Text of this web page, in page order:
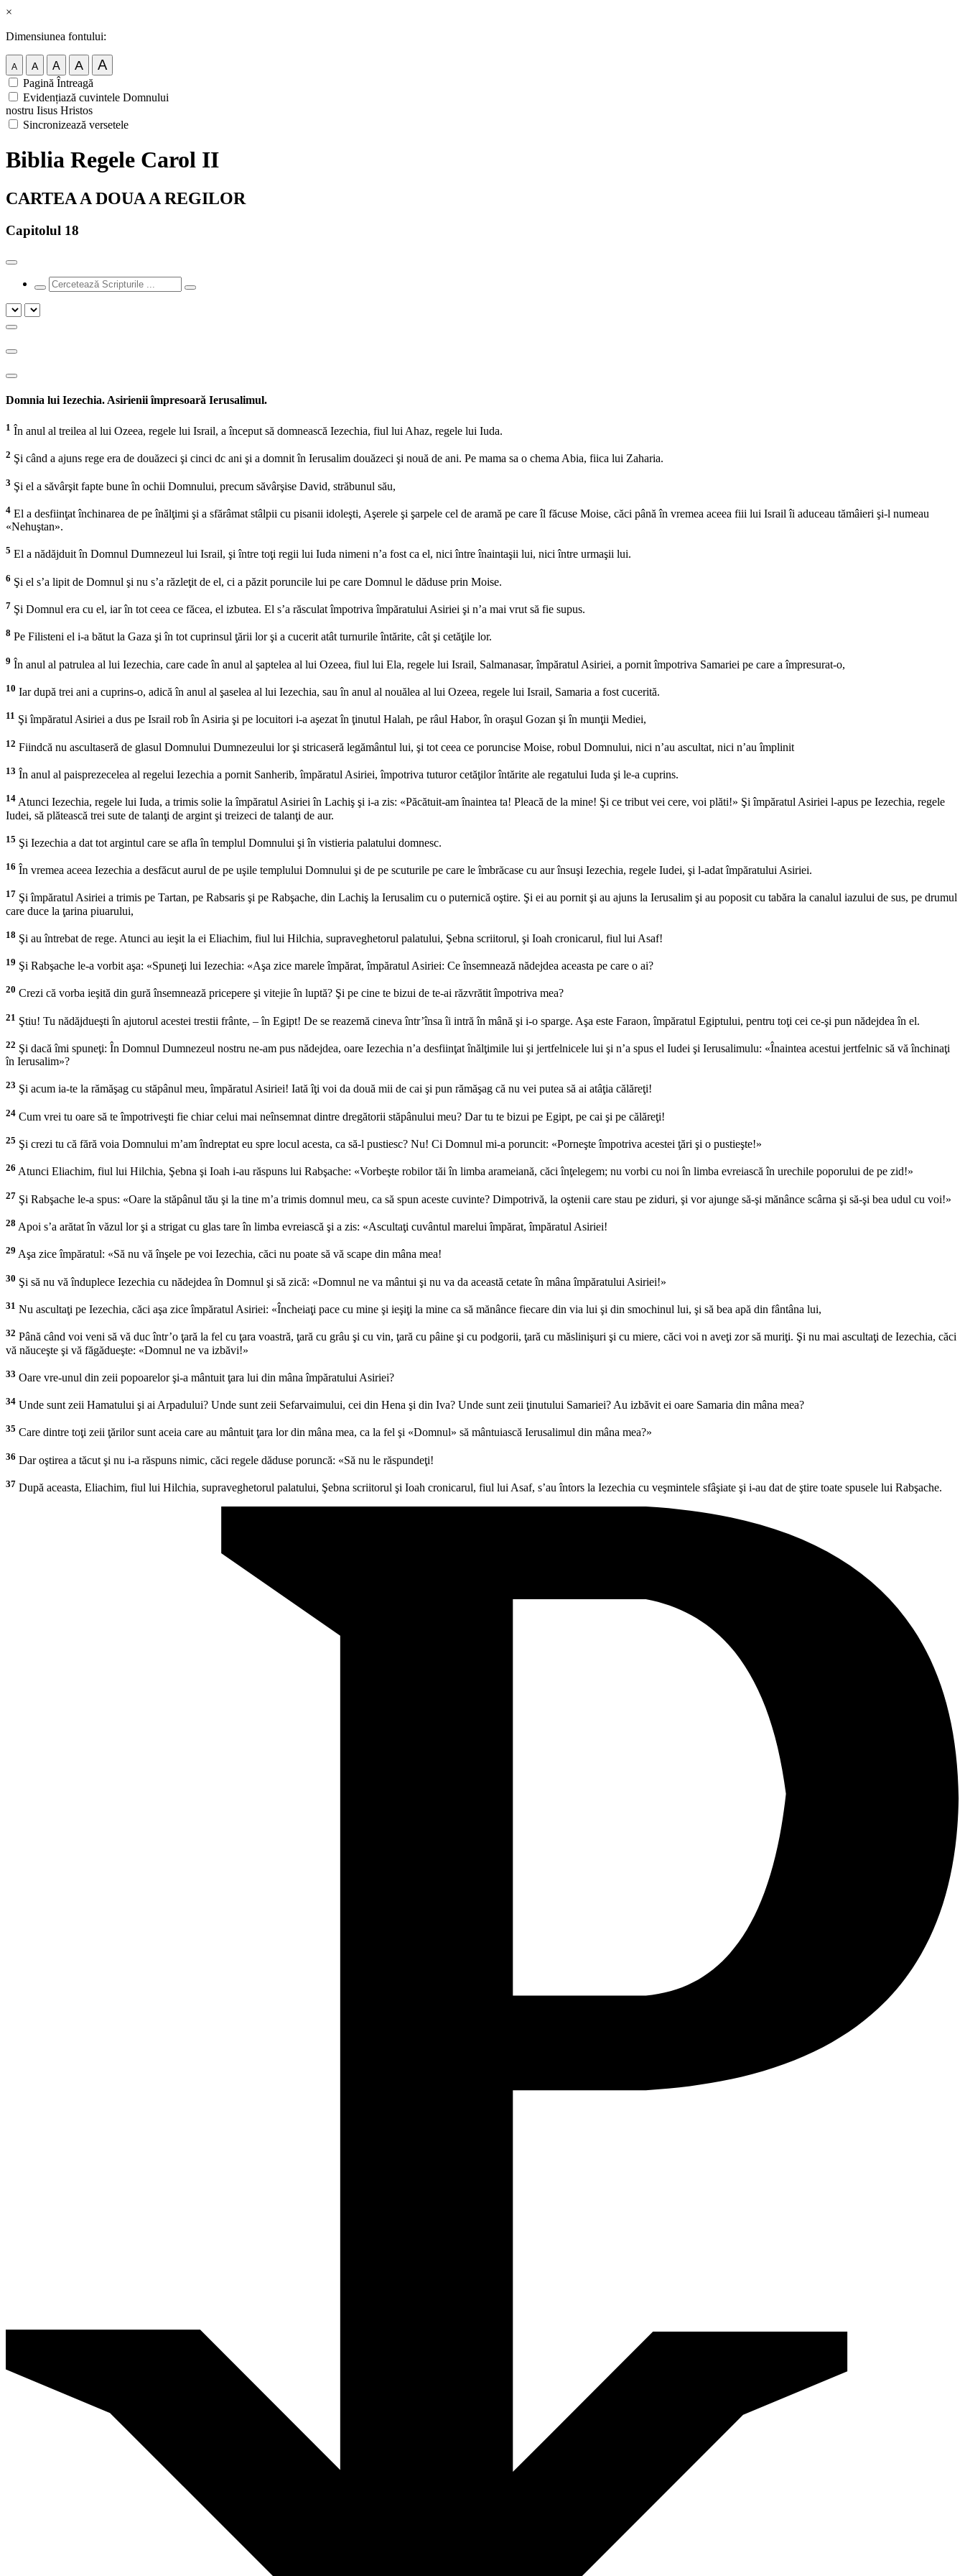
×
Dimensiunea fontului:
A A A A A
Pagină Întreagă
Evidențiază cuvintele Domnului
nostru Iisus Hristos
Sincronizează versetele
Biblia Regele Carol II
CARTEA A DOUA A REGILOR
Capitolul 18
Domnia lui Iezechia. Asirienii împresoară Ierusalimul.
1 În anul al treilea al lui Ozeea, regele lui Israil, a început să domnească Iezechia, fiul lui Ahaz, regele lui Iuda.
2 Şi când a ajuns rege era de douăzeci şi cinci dc ani şi a domnit în Ierusalim douăzeci şi nouă de ani. Pe mama sa o chema Abia, fiica lui Zaharia.
3 Şi el a săvârşit fapte bune în ochii Domnului, precum săvârşise David, străbunul său,
4 El a desfiinţat închinarea de pe înălţimi şi a sfărâmat stâlpii cu pisanii idoleşti, Aşerele şi şarpele cel de aramă pe care îl făcuse Moise, căci până în vremea aceea fiii lui Israil îi aduceau tămâieri şi-l numeau
«Nehuştan».
5 El a nădăjduit în Domnul Dumnezeul lui Israil, şi între toţi regii lui Iuda nimeni n’a fost ca el, nici între înaintaşii lui, nici între urmaşii lui.
6 Şi el s’a lipit de Domnul şi nu s’a răzleţit de el, ci a păzit poruncile lui pe care Domnul le dăduse prin Moise.
7 Şi Domnul era cu el, iar în tot ceea ce făcea, el izbutea. El s’a răsculat împotriva împăratului Asiriei şi n’a mai vrut să fie supus.
8 Pe Filisteni el i-a bătut la Gaza şi în tot cuprinsul ţării lor şi a cucerit atât turnurile întărite, cât şi cetăţile lor.
9 În anul al patrulea al lui Iezechia, care cade în anul al şaptelea al lui Ozeea, fiul lui Ela, regele lui Israil, Salmanasar, împăratul Asiriei, a pornit împotriva Samariei pe care a împresurat-o,
10 Iar după trei ani a cuprins-o, adică în anul al şaselea al lui Iezechia, sau în anul al nouălea al lui Ozeea, regele lui Israil, Samaria a fost cucerită.
11 Şi împăratul Asiriei a dus pe Israil rob în Asiria şi pe locuitori i-a aşezat în ţinutul Halah, pe râul Habor, în oraşul Gozan şi în munţii Mediei,
12 Fiindcă nu ascultaseră de glasul Domnului Dumnezeului lor şi stricaseră legământul lui, şi tot ceea ce poruncise Moise, robul Domnului, nici n’au ascultat, nici n’au împlinit
13 În anul al paisprezecelea al regelui Iezechia a pornit Sanherib, împăratul Asiriei, împotriva tuturor cetăţilor întărite ale regatului Iuda şi le-a cuprins.
14 Atunci Iezechia, regele lui Iuda, a trimis solie la împăratul Asiriei în Lachiş şi i-a zis: «Păcătuit-am înaintea ta! Pleacă de la mine! Şi ce tribut vei cere, voi plăti!» Şi împăratul Asiriei l-apus pe Iezechia, regele
Iudei, să plătească trei sute de talanţi de argint şi treizeci de talanţi de aur.
15 Şi Iezechia a dat tot argintul care se afla în templul Domnului şi în vistieria palatului domnesc.
16 În vremea aceea Iezechia a desfăcut aurul de pe uşile templului Domnului şi de pe scuturile pe care le îmbrăcase cu aur însuşi Iezechia, regele Iudei, şi l-adat împăratului Asiriei.
17 Şi împăratul Asiriei a trimis pe Tartan, pe Rabsaris şi pe Rabşache, din Lachiş la Ierusalim cu o puternică oştire. Şi ei au pornit şi au ajuns la Ierusalim şi au poposit cu tabăra la canalul iazului de sus, pe drumul
care duce la ţarina piuarului,
18 Şi au întrebat de rege. Atunci au ieşit la ei Eliachim, fiul lui Hilchia, supraveghetorul palatului, Şebna scriitorul, şi Ioah cronicarul, fiul lui Asaf!
19 Şi Rabşache le-a vorbit aşa: «Spuneţi lui Iezechia: «Aşa zice marele împărat, împăratul Asiriei: Ce însemnează nădejdea aceasta pe care o ai?
20 Crezi că vorba ieşită din gură însemnează pricepere şi vitejie în luptă? Şi pe cine te bizui de te-ai răzvrătit împotriva mea?
21 Ştiu! Tu nădăjdueşti în ajutorul acestei trestii frânte, – în Egipt! De se reazemă cineva într’însa îi intră în mână şi i-o sparge. Aşa este Faraon, împăratul Egiptului, pentru toţi cei ce-şi pun nădejdea în el.
22 Şi dacă îmi spuneţi: În Domnul Dumnezeul nostru ne-am pus nădejdea, oare Iezechia n’a desfiinţat înălţimile lui şi jertfelnicele lui şi n’a spus el Iudei şi Ierusalimulu: «Înaintea acestui jertfelnic să vă închinaţi
în Ierusalim»?
23 Şi acum ia-te la rămăşag cu stăpânul meu, împăratul Asiriei! Iată îţi voi da două mii de cai şi pun rămăşag că nu vei putea să ai atâţia călăreţi!
24 Cum vrei tu oare să te împotriveşti fie chiar celui mai neînsemnat dintre dregătorii stăpânului meu? Dar tu te bizui pe Egipt, pe cai şi pe călăreţi!
25 Şi crezi tu că fără voia Domnului m’am îndreptat eu spre locul acesta, ca să-l pustiesc? Nu! Ci Domnul mi-a poruncit: «Porneşte împotriva acestei ţări şi o pustieşte!»
26 Atunci Eliachim, fiul lui Hilchia, Şebna şi Ioah i-au răspuns lui Rabşache: «Vorbeşte robilor tăi în limba arameiană, căci înţelegem; nu vorbi cu noi în limba evreiască în urechile poporului de pe zid!»
27 Şi Rabşache le-a spus: «Oare la stăpânul tău şi la tine m’a trimis domnul meu, ca să spun aceste cuvinte? Dimpotrivă, la oştenii care stau pe ziduri, şi vor ajunge să-şi mănânce scârna şi să-şi bea udul cu voi!»
28 Apoi s’a arătat în văzul lor şi a strigat cu glas tare în limba evreiască şi a zis: «Ascultaţi cuvântul marelui împărat, împăratul Asiriei!
29 Aşa zice împăratul: «Să nu vă înşele pe voi Iezechia, căci nu poate să vă scape din mâna mea!
30 Şi să nu vă înduplece Iezechia cu nădejdea în Domnul şi să zică: «Domnul ne va mântui şi nu va da această cetate în mâna împăratului Asiriei!»
31 Nu ascultaţi pe Iezechia, căci aşa zice împăratul Asiriei: «Încheiaţi pace cu mine şi ieşiţi la mine ca să mănânce fiecare din via lui şi din smochinul lui, şi să bea apă din fântâna lui,
32 Până când voi veni să vă duc într’o ţară la fel cu ţara voastră, ţară cu grâu şi cu vin, ţară cu pâine şi cu podgorii, ţară cu măslinişuri şi cu miere, căci voi n aveţi zor să muriţi. Şi nu mai ascultaţi de Iezechia, căci
vă năuceşte şi vă făgădueşte: «Domnul ne va izbăvi!»
33 Oare vre-unul din zeii popoarelor şi-a mântuit ţara lui din mâna împăratului Asiriei?
34 Unde sunt zeii Hamatului şi ai Arpadului? Unde sunt zeii Sefarvaimului, cei din Hena şi din Iva? Unde sunt zeii ţinutului Samariei? Au izbăvit ei oare Samaria din mâna mea?
35 Care dintre toţi zeii ţărilor sunt aceia care au mântuit ţara lor din mâna mea, ca la fel şi «Domnul» să mântuiască Ierusalimul din mâna mea?»
36 Dar oştirea a tăcut şi nu i-a răspuns nimic, căci regele dăduse poruncă: «Să nu le răspundeţi!
37 După aceasta, Eliachim, fiul lui Hilchia, supraveghetorul palatului, Şebna scriitorul şi Ioah cronicarul, fiul lui Asaf, s’au întors la Iezechia cu veşmintele sfâşiate şi i-au dat de ştire toate spusele lui Rabşache.